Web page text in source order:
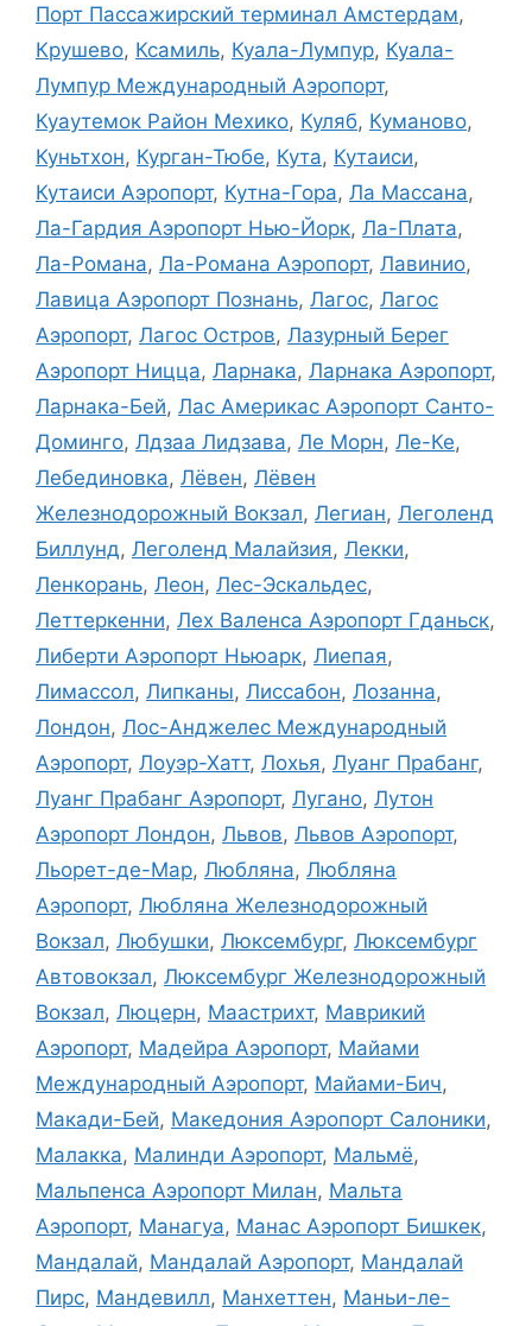
Порт Пассажирский терминал Амстердам,
Крушево, Ксамиль, Куала-Лумпур, Куала-
Лумпур Международный Аэропорт,
Куаутемок Район Мехико, Куляб, Куманово,
Куньтхон, Курган-Тюбе, Кута, Кутаиси,
Кутаиси Аэропорт, Кутна-Гора, Ла Массана,
Ла-Гардия Аэропорт Нью-Йорк, Ла-Плата,
Ла-Романа, Ла-Романа Аэропорт, Лавинио,
Лавица Аэропорт Познань, Лагос, Лагос
Аэропорт, Лагос Остров, Лазурный Берег
Аэропорт Ницца, Ларнака, Ларнака Аэропорт,
Ларнака-Бей, Лас Америкас Аэропорт Санто-
Доминго, Лдзаа Лидзава, Ле Морн, Ле-Ке,
Лебединовка, Лёвен, Лёвен
Железнодорожный Вокзал, Легиан, Леголенд
Биллунд, Леголенд Малайзия, Лекки,
Ленкорань, Леон, Лес-Эскальдес,
Леттеркенни, Лех Валенса Аэропорт Гданьск,
Либерти Аэропорт Ньюарк, Лиепая,
Лимассол, Липканы, Лиссабон, Лозанна,
Лондон, Лос-Анджелес Международный
Аэропорт, Лоуэр-Хатт, Лохья, Луанг Прабанг,
Луанг Прабанг Аэропорт, Лугано, Лутон
Аэропорт Лондон, Львов, Львов Аэропорт,
Льорет-де-Мар, Любляна, Любляна
Аэропорт, Любляна Железнодорожный
Вокзал, Любушки, Люксембург, Люксембург
Автовокзал, Люксембург Железнодорожный
Вокзал, Люцерн, Маастрихт, Маврикий
Аэропорт, Мадейра Аэропорт, Майами
Международный Аэропорт, Майами-Бич,
Макади-Бей, Македония Аэропорт Салоники,
Малакка, Малинди Аэропорт, Мальмё,
Мальпенса Аэропорт Милан, Мальта
Аэропорт, Манагуа, Манас Аэропорт Бишкек,
Мандалай, Мандалай Аэропорт, Мандалай
Пирс, Мандевилл, Манхеттен, Маньи-ле-